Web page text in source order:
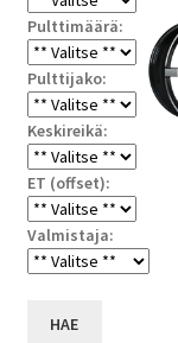
Pulttimäärä:
Pulttijako:
Keskireikä:
ET (offset):
Valmistaja:
HAE